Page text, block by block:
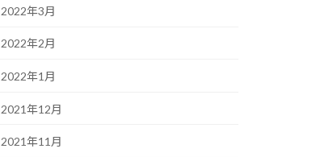
2022年3月
2022年2月
2022年1月
2021年12月
2021年11月